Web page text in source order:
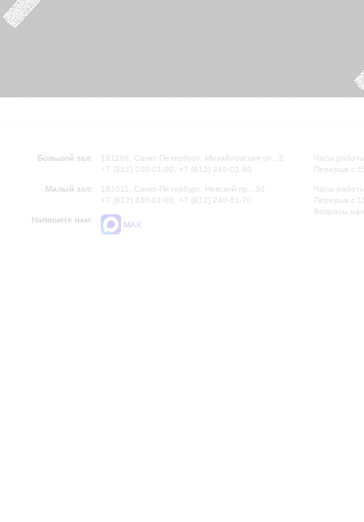
Большой зал:
191186, Санкт-Петербург, Михайловская ул., 2
+7 (812) 240-01-00, +7 (812) 240-01-80
Малый зал:
191011, Санкт-Петербург, Невский пр., 30
+7 (812) 240-01-00, +7 (812) 240-01-70
Напишите нам:
MAX
Часы
Перерыв с
Часы
Перерыв с
Вопросы